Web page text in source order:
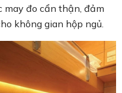
may đo cẩn thận, đảm
không gian hộp ngủ.